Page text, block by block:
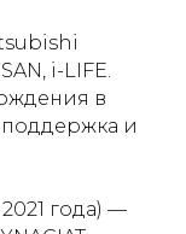
i-LIFE.
в
и
года) —